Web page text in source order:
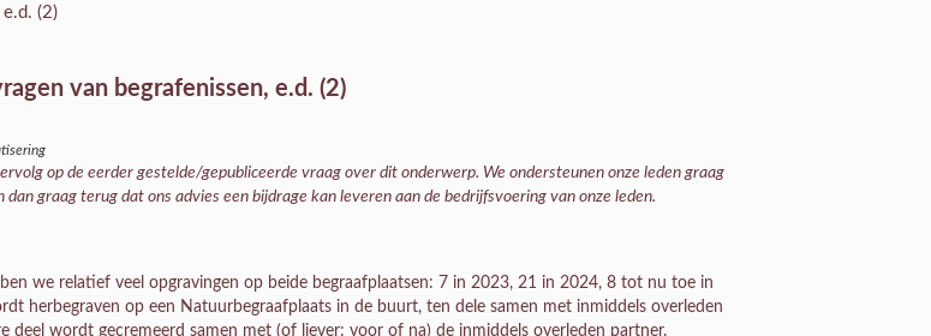
(2)
van begrafenissen, e.d. (2)
op de eerder gestelde/gepubliceerde vraag over dit onderwerp. We ondersteunen onze leden graag
dan graag terug dat ons advies een bijdrage kan leveren aan de bedrijfsvoering van onze leden.
we relatief veel opgravingen op beide begraafplaatsen: 7 in 2023, 21 in 2024, 8 tot nu toe in
herbegraven op een Natuurbegraafplaats in de buurt, ten dele samen met inmiddels overleden
deel wordt gecremeerd samen met (of liever: voor of na) de inmiddels overleden partner.